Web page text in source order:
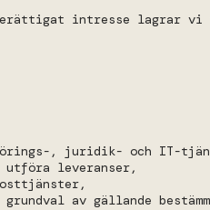
berättigat intresse lagrar
, juridik- och IT-
leveranser,
av gällande